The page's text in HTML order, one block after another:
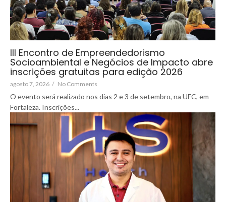
III Encontro de Empreendedorismo
Socioambiental e Negócios de Impacto abre
inscrições gratuitas para edição 2026
agosto 7, 2026 / No Comments
O evento será realizado nos dias 2 e 3 de setembro, na UFC, em
Fortaleza. Inscrições...